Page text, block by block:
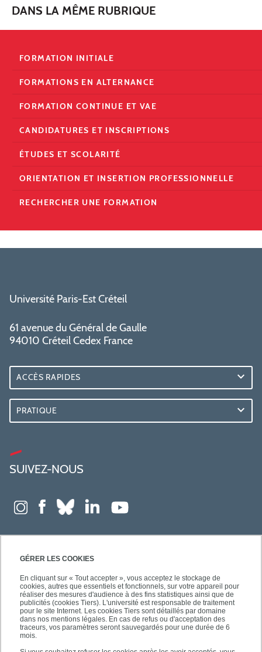
GÉRER LES COOKIES
En cliquant sur « Tout accepter », vous acceptez le stockage de
cookies, autres que essentiels et fonctionnels, sur votre appareil pour
réaliser des mesures d'audience à des fins statistiques ainsi que de
publicités (cookies Tiers). L'université est responsable de traitement
pour le site Internet. Les cookies Tiers sont détaillés par domaine
dans nos mentions légales. En cas de refus ou d'acceptation des
traceurs, vos paramètres seront sauvegardés pour une durée de 6
mois.
DANS LA MÊME RUBRIQUE
FORMATION INITIALE
FORMATIONS EN ALTERNANCE
FORMATION CONTINUE ET VAE
CANDIDATURES ET INSCRIPTIONS
ÉTUDES ET SCOLARITÉ
ORIENTATION ET INSERTION PROFESSIONNELLE
RECHERCHER UNE FORMATION
Université Paris-Est Créteil
61 avenue du Général de Gaulle
94010 Créteil Cedex France
ACCÈS RAPIDES
PRATIQUE
SUIVEZ-NOUS